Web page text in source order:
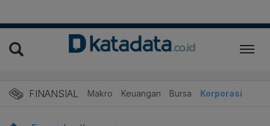
FINANSIAL Makro Keuangan Bursa Korporasi